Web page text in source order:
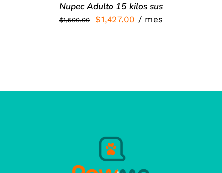
Nupec Adulto 15 kilos sus
$1,500.00
El
$1,427.00 El
/ mes